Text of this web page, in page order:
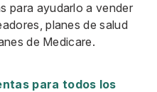
para ayudarlo a vender
planes de salud
de Medicare.
para todos los